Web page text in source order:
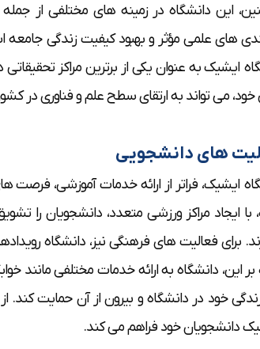
این دانشگاه در زمینه های مختلفی از
های علمی مؤثر و بهبود کیفیت زندگی
ایشیک به عنوان یکی از برترین مراکز
می تواند به ارتقای سطح علم و فناوری در
های دانشجویی
ایشیک، فراتر از ارائه خدمات آموزشی،
با ایجاد مراکز ورزشی متعدد، دانشجویان را
برای فعالیت های فرهنگی نیز، دانشگاه
بر این، دانشگاه به ارائه خدمات مختلفی مانند
خود در دانشگاه و بیرون از آن حمایت کند.
دانشجویان خود فراهم می کند.